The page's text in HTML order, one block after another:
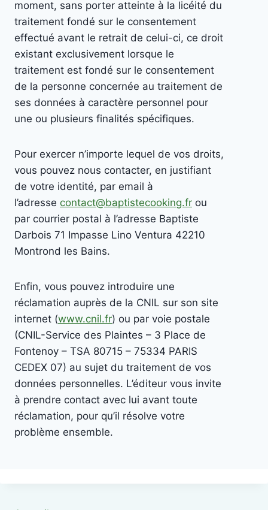
moment, sans porter atteinte à la licéité du
traitement fondé sur le consentement
effectué avant le retrait de celui-ci, ce droit
existant exclusivement lorsque le
traitement est fondé sur le consentement
de la personne concernée au traitement de
ses données à caractère personnel pour
une ou plusieurs finalités spécifiques.
Pour exercer n’importe lequel de vos droits,
vous pouvez nous contacter, en justifiant
de votre identité, par email à
l’adresse contact@baptistecooking.fr ou
par courrier postal à l’adresse Baptiste
Darbois 71 Impasse Lino Ventura 42210
Montrond les Bains.
Enfin, vous pouvez introduire une
réclamation auprès de la CNIL sur son site
internet (www.cnil.fr) ou par voie postale
(CNIL-Service des Plaintes – 3 Place de
Fontenoy – TSA 80715 – 75334 PARIS
CEDEX 07) au sujet du traitement de vos
données personnelles. L’éditeur vous invite
à prendre contact avec lui avant toute
réclamation, pour qu’il résolve votre
problème ensemble.